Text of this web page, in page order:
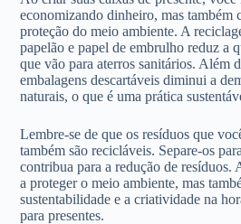
economizando dinheiro, mas também
proteção do meio ambiente. A
papelão e papel de embrulho reduz a
que vão para aterros sanitários. Além
embalagens descartáveis diminui a
naturais, o que é uma prática
Lembre-se de que os resíduos que
também são recicláveis. Separe-os
contribua para a redução de resíduos.
a proteger o meio ambiente, mas
sustentabilidade e a criatividade na
para presentes.